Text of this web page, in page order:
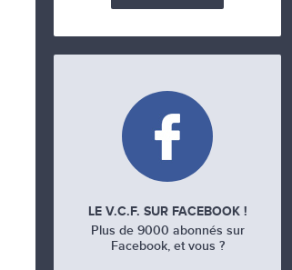
LE V.C.F. SUR FACEBOOK !
Plus de 9000 abonnés sur
Facebook, et vous ?